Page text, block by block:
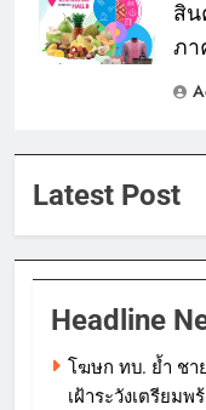
สิน
ภา
Latest Post
Headline
โฆษก ทบ. ย้ำ ช
เฝ้าระวังเตรียม